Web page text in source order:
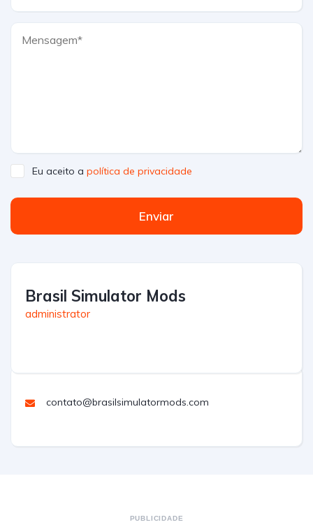
Eu aceito a política de privacidade
Enviar
Brasil Simulator Mods
administrator
contato@brasilsimulatormods.com
PUBLICIDADE